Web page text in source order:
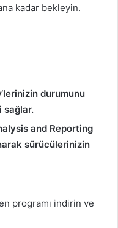
kadar bekleyin.
durumunu
sağlar.
and Reporting
sürücülerinizin
programı indirin ve